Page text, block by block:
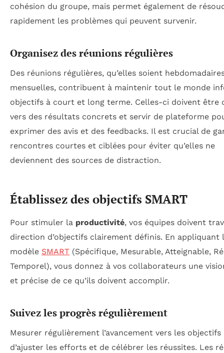
cohésion du groupe, mais permet également de
rapidement les problèmes qui peuvent survenir.
Organisez des réunions régulières
Des réunions régulières, qu’elles soient
mensuelles, contribuent à maintenir tout le monde
objectifs à court et long terme. Celles-ci doivent être
vers des résultats concrets et servir de plateforme
exprimer des avis et des feedbacks. Il est crucial de
rencontres courtes et ciblées pour éviter qu’elles ne
deviennent des sources de distraction.
Établissez des objectifs SMART
Pour stimuler la productivité, vos équipes doivent
direction d’objectifs clairement définis. En appliquant
modèle SMART (Spécifique, Mesurable, Atteignable,
Temporel), vous donnez à vos collaborateurs une
et précise de ce qu’ils doivent accomplir.
Suivez les progrès régulièrement
Mesurer régulièrement l’avancement vers les
d’ajuster les efforts et de célébrer les réussites. Les